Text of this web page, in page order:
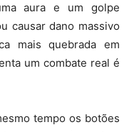
aura e um golpe
causar dano massivo
mais quebrada em
um combate real é
tempo os botões